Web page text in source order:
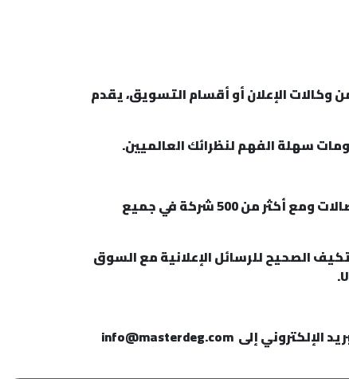
الإعلان أو أقسام التسويق، يقدم
سهلة الفهم لنظرائك العالميين.
ماستر هي شركة رائدة في قطاع الترجمة التحريرية والشفهية. نحن نعمل مع أفضل وكالات التسويق والاتصالات ومع أكثر من 500 شركة في جميع
الذين يضمنون التكيف الصحيح للرسائل الإعلانية مع السوق
الإلكتروني إلى info@masterdeg.com